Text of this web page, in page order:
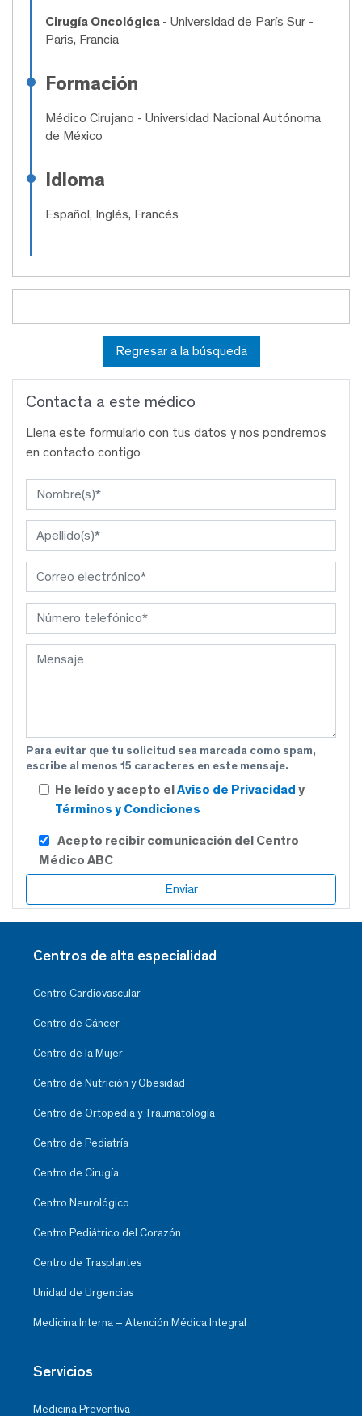
Cirugía Oncológica - Universidad de París Sur -
Paris, Francia
Formación
Médico Cirujano - Universidad Nacional Autónoma
de México
Idioma
Español, Inglés, Francés
Regresar a la búsqueda
Contacta a este médico
Llena este formulario con tus datos y nos pondremos
en contacto contigo
Para evitar que tu solicitud sea marcada como spam,
escribe al menos 15 caracteres en este mensaje.
He leído y acepto elAviso de Privacidad y
Términos y Condiciones
Acepto recibir comunicación del Centro
Médico ABC
Centros de alta especialidad
Centro Cardiovascular
Centro de Cáncer
Centro de la Mujer
Centro de Nutrición y Obesidad
Centro de Ortopedia y Traumatología
Centro de Pediatría
Centro de Cirugía
Centro Neurológico
Centro Pediátrico del Corazón
Centro de Trasplantes
Unidad de Urgencias
Medicina Interna – Atención Médica Integral
Servicios
Medicina Preventiva